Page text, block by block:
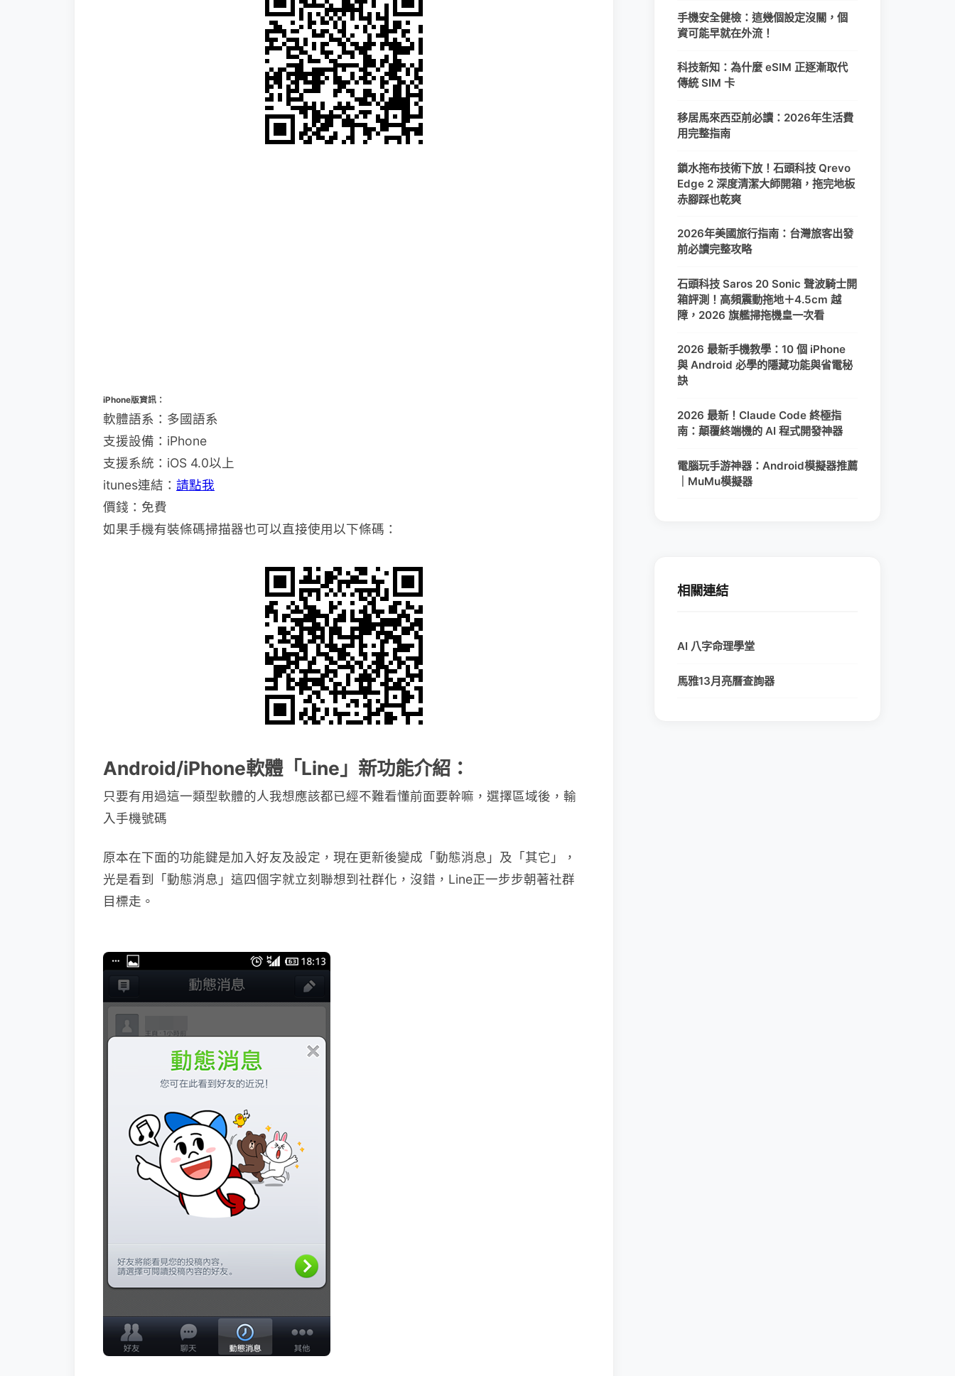
iPhone版資訊：
軟體語系：多國語系
支援設備：iPhone
支援系統：iOS 4.0以上
itunes連結： 請點我
價錢：免費
如果手機有裝條碼掃描器也可以直接使用以下條碼：
Android/iPhone軟體「Line」新功能介紹：
只要有用過這一類型軟體的人我想應該都已經不難看懂前面要幹嘛，選擇區域後，輸
入手機號碼
原本在下面的功能鍵是加入好友及設定，現在更新後變成「動態消息」及「其它」，
光是看到「動態消息」這四個字就立刻聯想到社群化，沒錯，Line正一步步朝著社群
目標走。
手機安全健檢：這幾個設定沒關，個
資可能早就在外流！
科技新知：為什麼 eSIM 正逐漸取代
傳統 SIM 卡
移居馬來西亞前必讀：2026年生活費
用完整指南
鎖水拖布技術下放！石頭科技 Qrevo
Edge 2 深度清潔大師開箱，拖完地板
赤腳踩也乾爽
2026年美國旅行指南：台灣旅客出發
前必讀完整攻略
石頭科技 Saros 20 Sonic 聲波騎士開
箱評測！高頻震動拖地＋4.5cm 越
障，2026 旗艦掃拖機皇一次看
2026 最新手機教學：10 個 iPhone
與 Android 必學的隱藏功能與省電秘
訣
2026 最新！Claude Code 終極指
南：顛覆終端機的 AI 程式開發神器
電腦玩手游神器：Android模擬器推薦
｜MuMu模擬器
相關連結
AI 八字命理學堂
馬雅13月亮曆查詢器